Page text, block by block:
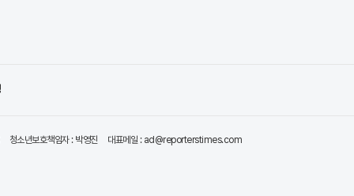
청소년보호책임자 : 박영진 대표메일 : ad@reporterstimes.com